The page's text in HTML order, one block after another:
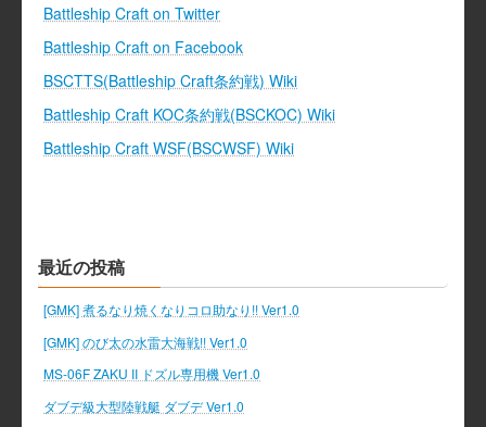
Battleship Craft on Twitter
Battleship Craft on Facebook
BSCTTS(Battleship Craft条約戦) Wiki
Battleship Craft KOC条約戦(BSCKOC) Wiki
Battleship Craft WSF(BSCWSF) Wiki
最近の投稿
[GMK] 煮るなり焼くなりコロ助なり!! Ver1.0
[GMK] のび太の水雷大海戦!! Ver1.0
MS-06F ZAKU II ドズル専用機 Ver1.0
ダブデ級大型陸戦艇 ダブデ Ver1.0